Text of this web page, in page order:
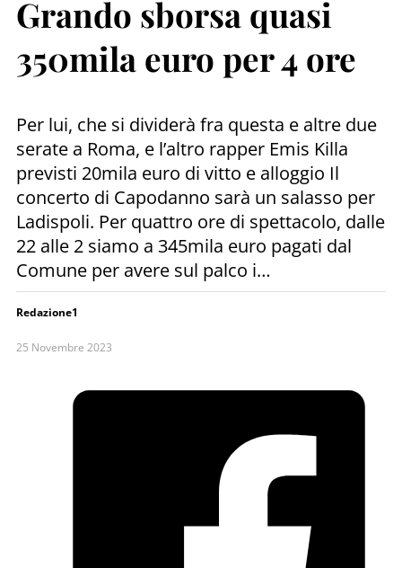
Grando sborsa quasi
350mila euro per 4 ore
Per lui, che si dividerà fra questa e altre due
serate a Roma, e l’altro rapper Emis Killa
previsti 20mila euro di vitto e alloggio Il
concerto di Capodanno sarà un salasso per
Ladispoli. Per quattro ore di spettacolo, dalle
22 alle 2 siamo a 345mila euro pagati dal
Comune per avere sul palco i…
Redazione1
25 Novembre 2023